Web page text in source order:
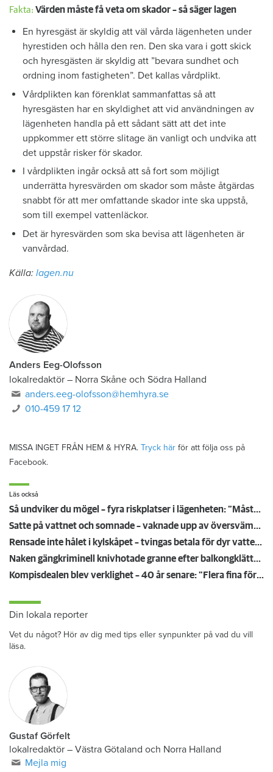
Fakta: Värden måste få veta om skador – så säger lagen
En hyresgäst är skyldig att väl vårda lägenheten under
hyrestiden och hålla den ren. Den ska vara i gott skick
och hyresgästen är skyldig att ”bevara sundhet och
ordning inom fastigheten”. Det kallas vårdplikt.
Vårdplikten kan förenklat sammanfattas så att
hyresgästen har en skyldighet att vid användningen av
lägenheten handla på ett sådant sätt att det inte
uppkommer ett större slitage än vanligt och undvika att
det uppstår risker för skador.
I vårdplikten ingår också att så fort som möjligt
underrätta hyresvärden om skador som måste åtgärdas
snabbt för att mer omfattande skador inte ska uppstå,
som till exempel vattenläckor.
Det är hyresvärden som ska bevisa att lägenheten är
vanvårdad.
Källa: lagen.nu
Anders Eeg-Olofsson
lokalredaktör – Norra Skåne och Södra Halland
anders.eeg-olofsson@hemhyra.se
010-459 17 12
MISSA INGET FRÅN HEM & HYRA. Tryck här för att följa oss på
Facebook.
Läs också
Så undviker du mögel – fyra riskplatser i lägenheten: ”Måste städa bort”
Satte på vattnet och somnade – vaknade upp av översvämning hos grannen
Rensade inte hålet i kylskåpet – tvingas betala för dyr vattenskada
Naken gängkriminell knivhotade granne efter balkongklättring
Kompisdealen blev verklighet – 40 år senare: "Flera fina fördelar med att dela bostad"
Din lokala reporter
Vet du något? Hör av dig med tips eller synpunkter på vad du vill
läsa.
Gustaf Görfelt
lokalredaktör – Västra Götaland och Norra Halland
Mejla mig